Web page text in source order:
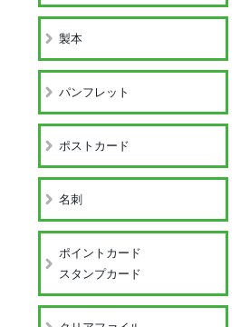
製本
パンフレット
ポストカード
名刺
ポイントカード
スタンプカード